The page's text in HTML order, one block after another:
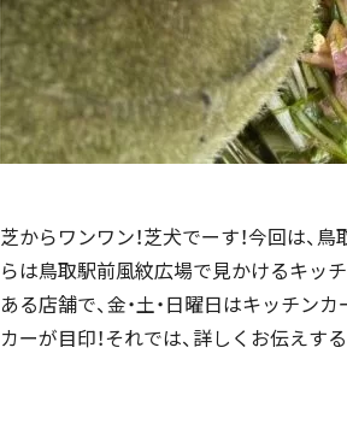
芝からワンワン！芝犬でーす！今回は、
らは鳥取駅前風紋広場で見かけるキッ
ある店舗で、金・土・日曜日はキッチン
カーが目印！それでは、詳しくお伝えす